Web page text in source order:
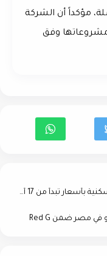
مؤكداً أن الشركة
وفق
«أرابيسك للتطوير العقاري» تطرح وحدات سكنية بأسعار تبدأ من 17 ألف جنيه للمتر في القاهرة الجديدة